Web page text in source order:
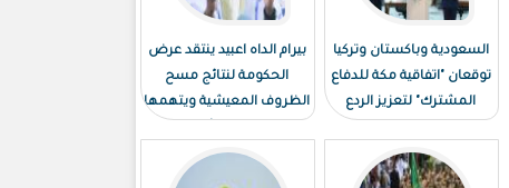
السعودية وباكستان وتركيا
توقعان "اتفاقية مكة للدفاع
المشترك" لتعزيز الردع
بيرام الداه اعبيد ينتقد عرض
الحكومة لنتائج مسح
الظروف المعيشية ويتهمها